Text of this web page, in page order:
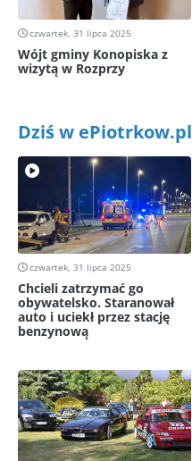
czwartek, 31 lipca 2025
Wójt gminy Konopiska z
wizytą w Rozprzy
Dziś w ePiotrkow.pl
czwartek, 31 lipca 2025
Chcieli zatrzymać go
obywatelsko. Staranował
auto i uciekł przez stację
benzynową